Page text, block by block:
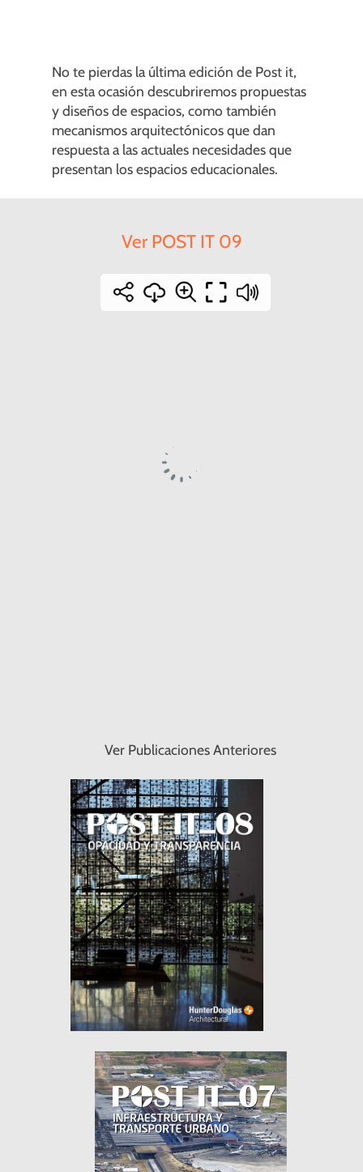
No te pierdas la última edición de Post it,
en esta ocasión descubriremos propuestas
y diseños de espacios, como también
mecanismos arquitectónicos que dan
respuesta a las actuales necesidades que
presentan los espacios educacionales.
Ver POST IT 09
Ver Publicaciones Anteriores